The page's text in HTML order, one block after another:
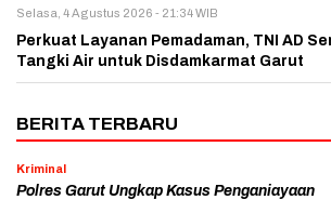
Selasa, 4 Agustus 2026 - 21:34 WIB
Perkuat Layanan Pemadaman, TNI AD
Tangki Air untuk Disdamkarmat Garut
BERITA TERBARU
Kriminal
Polres Garut Ungkap Kasus Penganiayaan